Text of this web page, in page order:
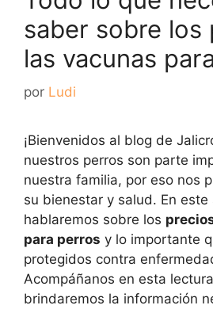
saber sobre los
las vacunas
por Ludi
¡Bienvenidos al blog de
nuestros perros son parte
nuestra familia, por eso nos
su bienestar y salud. En este
hablaremos sobre los
para perros y lo importante
protegidos contra
Acompáñanos en esta
brindaremos la información